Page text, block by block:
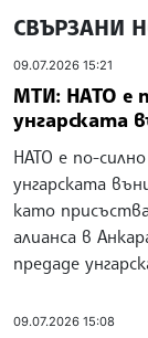
СВЪРЗАНИ
09.07.2026 15:21
МТИ: НАТО е
унгарската
НАТО е по-
унгарската
като
алианса в
предаде
09.07.2026 15:08